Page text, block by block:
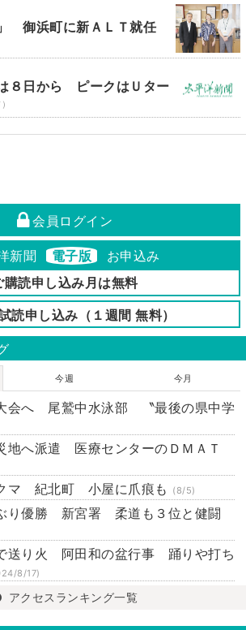
御浜町に新ＡＬＴ就任
８日から ピークはＵター
会員ログイン
新聞 電子版
お申込み
購読申し込み月は無料
読申し込み（１週間 無料）
今週 今月
会へ 尾鷲中水泳部 〝最後の県中学
地へ派遣 医療センターのＤＭＡＴ
マ 紀北町 小屋に爪痕も (8/5)
り優勝 新宮署 柔道も３位と健闘
送り火 阿田和の盆行事 踊りや打ち
8/17)
アクセスランキング一覧